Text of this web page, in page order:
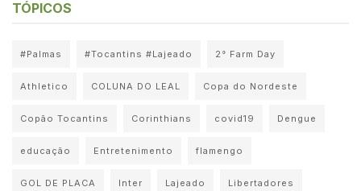
TÓPICOS
#Palmas #Tocantins #Lajeado 2° Farm Day
Athletico COLUNA DO LEAL Copa do Nordeste
Copão Tocantins Corinthians covid19 Dengue
educação Entretenimento flamengo
GOL DE PLACA Inter Lajeado Libertadores